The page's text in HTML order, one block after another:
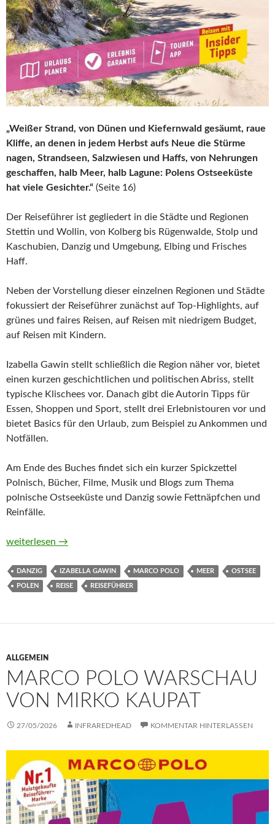
„Weißer Strand, von Dünen und Kiefernwald gesäumt, raue
Kliffe, an denen in jedem Herbst aufs Neue die Stürme
nagen, Strandseen, Salzwiesen und Haffs, von Nehrungen
geschaffen, halb Meer, halb Lagune: Polens Ostseeküste
hat viele Gesichter.“ (Seite 16)
Der Reiseführer ist gegliedert in die Städte und Regionen
Stettin und Wollin, von Kolberg bis Rügenwalde, Stolp und
Kaschubien, Danzig und Umgebung, Elbing und Frisches
Haff.
Neben der Vorstellung dieser einzelnen Regionen und Städte
fokussiert der Reiseführer zunächst auf Top-Highlights, auf
grünes und faires Reisen, auf Reisen mit niedrigem Budget,
auf Reisen mit Kindern.
Izabella Gawin stellt schließlich die Region näher vor, bietet
einen kurzen geschichtlichen und politischen Abriss, stellt
typische Klischees vor. Danach gibt die Autorin Tipps für
Essen, Shoppen und Sport, stellt drei Erlebnistouren vor und
bietet Basics für den Urlaub, zum Beispiel zu Ankommen und
Notfällen.
Am Ende des Buches findet sich ein kurzer Spickzettel
Polnisch, Bücher, Filme, Musik und Blogs zum Thema
polnische Ostseeküste und Danzig sowie Fettnäpfchen und
Reinfälle.
MARCO POLO Polnische Ostseeküste, Danzig von Izabella
weiterlesen →
DANZIG IZABELLA GAWIN MARCO POLO MEER OSTSEE
POLEN REISE REISEFÜHRER
ALLGEMEIN
MARCO POLO WARSCHAU
VON MIRKO KAUPAT
27/05/2026 INFRAREDHEAD KOMMENTAR HINTERLASSEN